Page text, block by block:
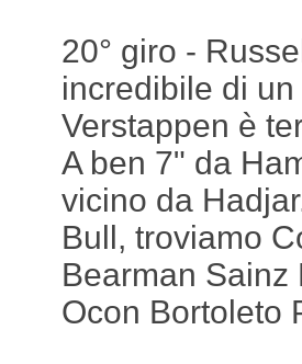
20° giro -
incredibile di
Verstappen è
A ben 7" da
vicino da
Bull, troviamo
Bearman Sainz
Ocon Bortoleto